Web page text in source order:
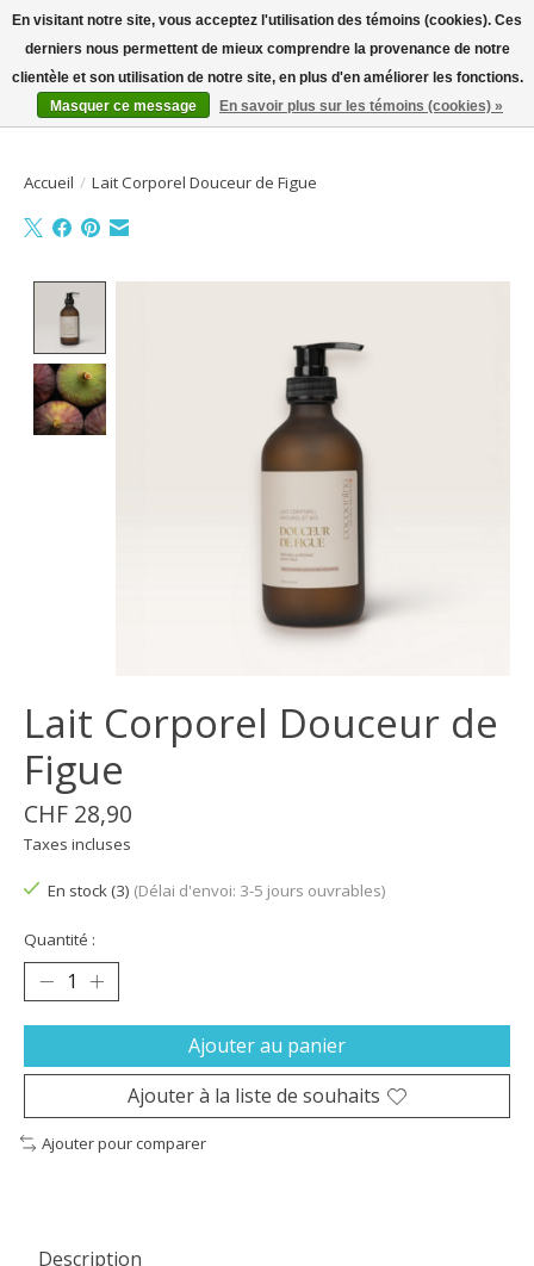
Bienvenue sur la boutique en ligne
Liste dePanier
Accueil / Lait Corporel Douceur de Figue
Lait Corporel Douceur de
Figue
CHF 28,90
Taxes incluses
En stock (3) (Délai d'envoi: 3-5 jours ouvrables)
Quantité :
Ajouter au panier
Ajouter à la liste de souhaits
Ajouter pour comparer
Description
En visitant notre site, vous acceptez l'utilisation des témoins (cookies). Ces
derniers nous permettent de mieux comprendre la provenance de notre
clientèle et son utilisation de notre site, en plus d'en améliorer les fonctions.
Masquer ce message
En savoir plus sur les témoins (cookies) »